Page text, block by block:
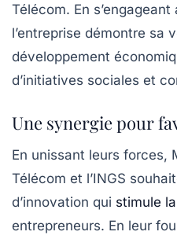
Télécom. En s’engageant
l’entreprise démontre sa
développement
d’initiatives sociales et
Une synergie pour
En unissant leurs forces,
Télécom et l’INGS
d’innovation qui stimule
entrepreneurs. En leur